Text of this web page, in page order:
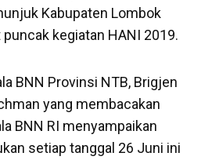
Kabupaten Lombok
kegiatan HANI 2019.
BNN Provinsi NTB, Brigjen
yang membacakan
BNN RI menyampaikan
setiap tanggal 26 Juni ini